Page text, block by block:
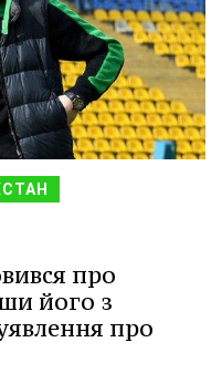
про
його з
про